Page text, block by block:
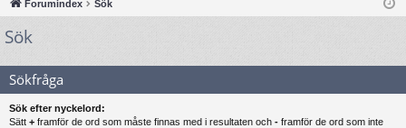
bb
lä
ar
eg m
Forumindex Sök
Sök
Sökfråga
Sök efter nyckelord:
Sätt + framför de ord som måste finnas med i resultaten och - framför de ord som inte